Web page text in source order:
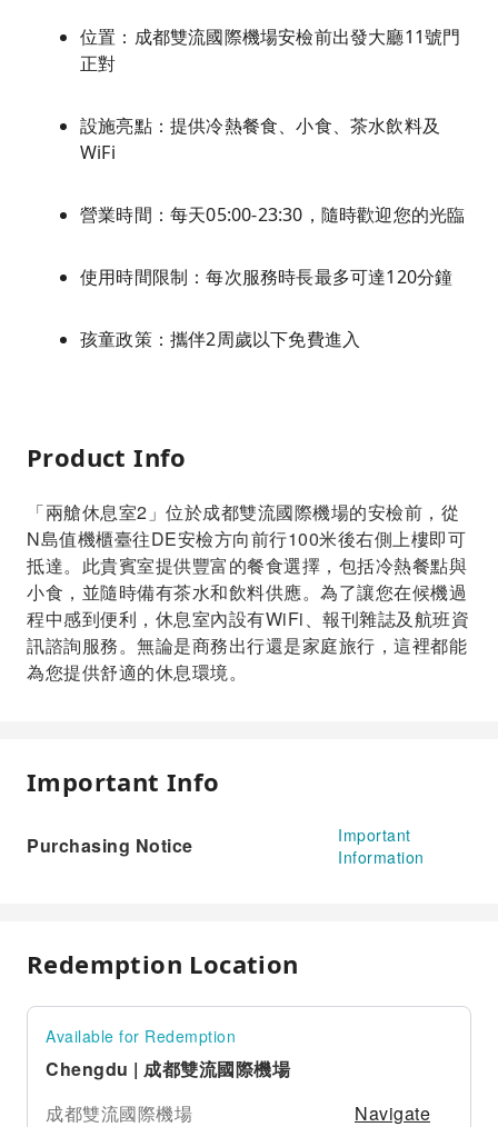
位置：成都雙流國際機場安檢前出發大廳11號門
正對
設施亮點：提供冷熱餐食、小食、茶水飲料及
WiFi
營業時間：每天05:00-23:30，隨時歡迎您的光臨
使用時間限制：每次服務時長最多可達120分鐘
孩童政策：攜伴2周歲以下免費進入
Product Info
「兩艙休息室2」位於成都雙流國際機場的安檢前，從
N島值機櫃臺往DE安檢方向前行100米後右側上樓即可
抵達。此貴賓室提供豐富的餐食選擇，包括冷熱餐點與
小食，並隨時備有茶水和飲料供應。為了讓您在候機過
程中感到便利，休息室內設有WiFi、報刊雜誌及航班資
訊諮詢服務。無論是商務出行還是家庭旅行，這裡都能
為您提供舒適的休息環境。
Important Info
Purchasing Notice
Important
Information
Redemption Location
Available for Redemption
Chengdu | 成都雙流國際機場
成都雙流國際機場
Navigate